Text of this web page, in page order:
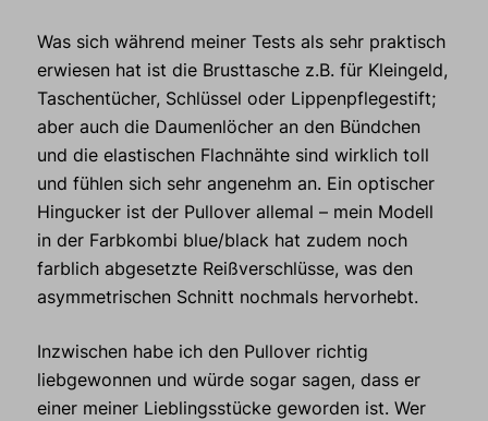
Was sich während meiner Tests als sehr praktisch
erwiesen hat ist die Brusttasche z.B. für Kleingeld,
Taschentücher, Schlüssel oder Lippenpflegestift;
aber auch die Daumenlöcher an den Bündchen
und die elastischen Flachnähte sind wirklich toll
und fühlen sich sehr angenehm an. Ein optischer
Hingucker ist der Pullover allemal – mein Modell
in der Farbkombi blue/black hat zudem noch
farblich abgesetzte Reißverschlüsse, was den
asymmetrischen Schnitt nochmals hervorhebt.
Inzwischen habe ich den Pullover richtig
liebgewonnen und würde sogar sagen, dass er
einer meiner Lieblingsstücke geworden ist. Wer